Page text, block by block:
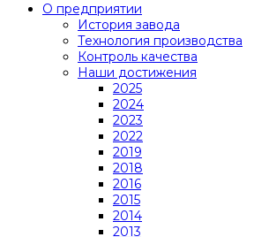
О предприятии
История завода
Технология производства
Контроль качества
Наши достижения
2025
2024
2023
2022
2019
2018
2016
2015
2014
2013